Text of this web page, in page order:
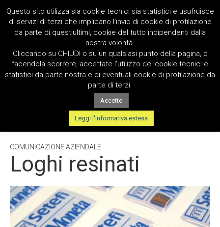
VETROFANIE
COMUNICAZIONE AZIENDALE
Loghi resinati
Questo sito utilizza sia cookie tecnici sia statistici e usufruisce
di servizi di terzi che implicano l'invio di cookie di profilazione
da parte di quest'ultimi, cookie del tutto indipendenti dalla
nostra volontà.
Cliccando su CHIUDI o su un qualsiasi punto della pagina, o
facendola scorrere, accettate l'utilizzo dei cookie tecnici e
statistici da parte nostra e di eventuali cookie di profilazione da
parte di terzi.
Accetto
Leggi l'informativa estesa